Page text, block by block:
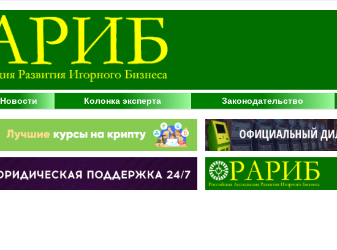
Новости Колонка эксперта Законодательство